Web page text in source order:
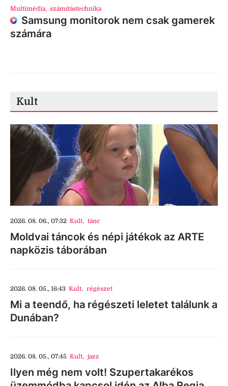
Multimédia, számítástechnika
Samsung monitorok nem csak gamerek
számára
Kult
2026. 08. 06., 07:32 Kult, tánc
Moldvai táncok és népi játékok az ARTE
napközis táborában
2026. 08. 05., 16:43 Kult, régészet
Mi a teendő, ha régészeti leletet találunk a
Dunában?
2026. 08. 05., 07:45 Kult, jazz
Ilyen még nem volt! Szupertakarékos